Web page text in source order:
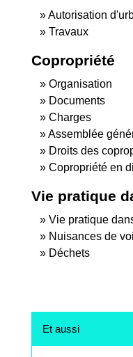
Autorisation
Travaux
Copropriété
Organisation
Documents
Charges
Assemblée
Droits des
Copropriété en
Vie pratique
Vie pratique
Nuisances de
Déchets
Et aussi